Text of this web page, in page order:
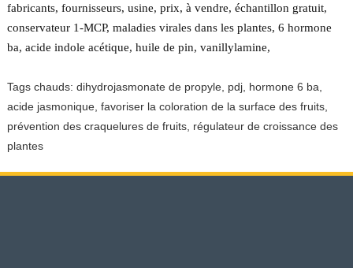
fabricants, fournisseurs, usine, prix, à vendre, échantillon gratuit,
conservateur 1-MCP, maladies virales dans les plantes, 6 hormone
ba, acide indole acétique, huile de pin, vanillylamine,
Tags chauds: dihydrojasmonate de propyle, pdj, hormone 6 ba,
acide jasmonique, favoriser la coloration de la surface des fruits,
prévention des craquelures de fruits, régulateur de croissance des
plantes